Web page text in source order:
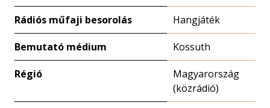
Rádiós műfaji besorolás Hangjáték
Bemutató médium Kossuth
Régió
Magyarország
(közrádió)